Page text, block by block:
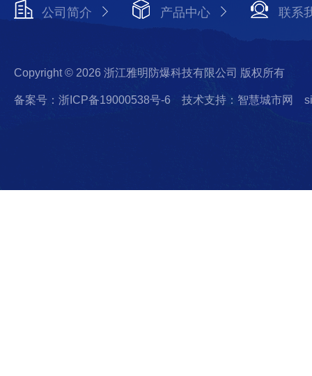
公司简介 产品中心 联系
Copyright © 2026 浙江雅明防爆科技有限公司 版权所有
备案号：浙ICP备19000538号-6 技术支持：智慧城市网